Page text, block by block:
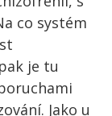
co systém
je tu
Jako u